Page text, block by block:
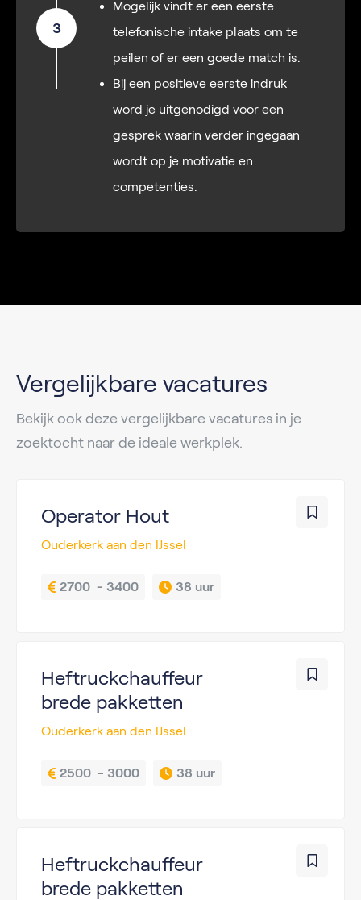
3
Mogelijk vindt er een eerste
telefonische intake plaats om te
peilen of er een goede match is.
Bij een positieve eerste indruk
word je uitgenodigd voor een
gesprek waarin verder ingegaan
wordt op je motivatie en
competenties.
Vergelijkbare vacatures
Bekijk ook deze vergelijkbare vacatures in je
zoektocht naar de ideale werkplek.
Operator Hout
Ouderkerk aan den IJssel
2700  - 3400 38 uur
Heftruckchauffeur
brede pakketten
Ouderkerk aan den IJssel
2500  - 3000 38 uur
Heftruckchauffeur
brede pakketten